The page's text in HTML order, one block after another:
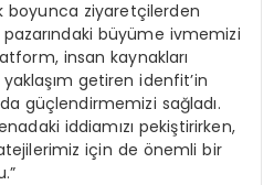
boyunca ziyaretçilerden
büyüme ivmemizi
insan kaynakları
getiren idenfit’in
güçlendirmemizi sağladı.
iddiamızı pekiştirirken,
için de önemli bir